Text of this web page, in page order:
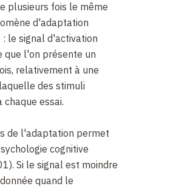
plusieurs fois le même
d'adaptation
le signal d'activation
que l'on présente un
relativement à une
des stimuli
essai.
de l'adaptation permet
cognitive
Si le signal est moindre
quand le